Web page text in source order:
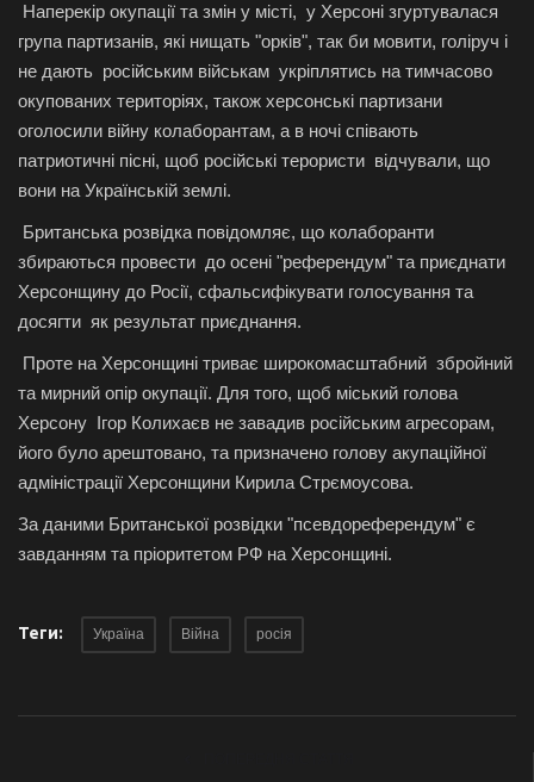
English Ukraine
Наперекір окупації та змін у місті, у Херсоні згуртувалася
група партизанів, які нищать "орків", так би мовити, голіруч і
не дають російським військам укріплятись на тимчасово
окупованих територіях, також херсонські партизани
оголосили війну колаборантам, а в ночі співають
патриотичні пісні, щоб російські терористи відчували, що
вони на Українській землі.
Британська розвідка повідомляє, що колаборанти
збираються провести до осені "референдум" та приєднати
Херсонщину до Росії, сфальсифікувати голосування та
досягти як результат приєднання.
Проте на Херсонщині триває широкомасштабний збройний
та мирний опір окупації. Для того, щоб міський голова
Херсону Ігор Колихаєв не завадив російським агресорам,
його було арештовано, та призначено голову акупаційної
адміністрації Херсонщини Кирила Стрємоусова.
За даними Британської розвідки "псевдореферендум" є
завданням та пріоритетом РФ на Херсонщині.
Теги: Україна Війна росія